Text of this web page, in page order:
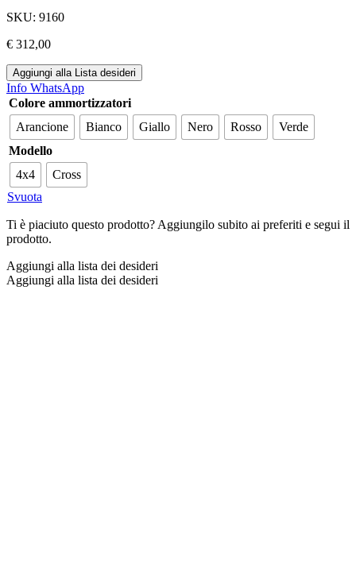
SKU: 9160
€ 312,00
Aggiungi alla Lista desideri
Info WhatsApp
Colore ammortizzatori
Arancione
Bianco Giallo Nero Rosso
Verde
Modello
4x4
Cross
Svuota
Ti è piaciuto questo prodotto? Aggiungilo subito ai preferiti e segui il
prodotto.
Aggiungi alla lista dei desideri
Aggiungi alla lista dei desideri